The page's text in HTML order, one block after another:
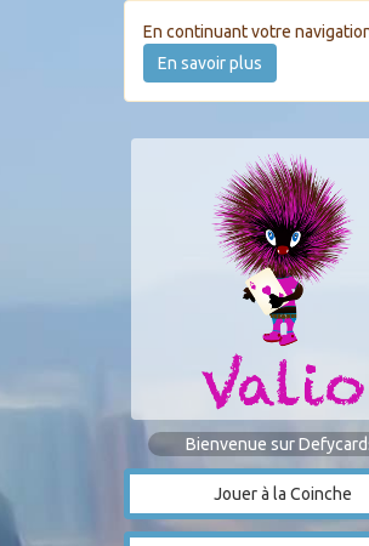
En continuant votre
En savoir plus
Bienvenue sur
Jouer à la Coinche